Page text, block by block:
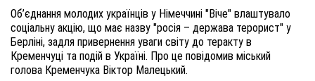
Об’єднання молодих українців у Німеччині "Віче" влаштувало
соціальну акцію, що має назву "росія – держава терорист" у
Берліні, задля привернення уваги світу до теракту в
Кременчуці та подій в Україні. Про це повідомив міський
голова Кременчука Віктор Малецький.